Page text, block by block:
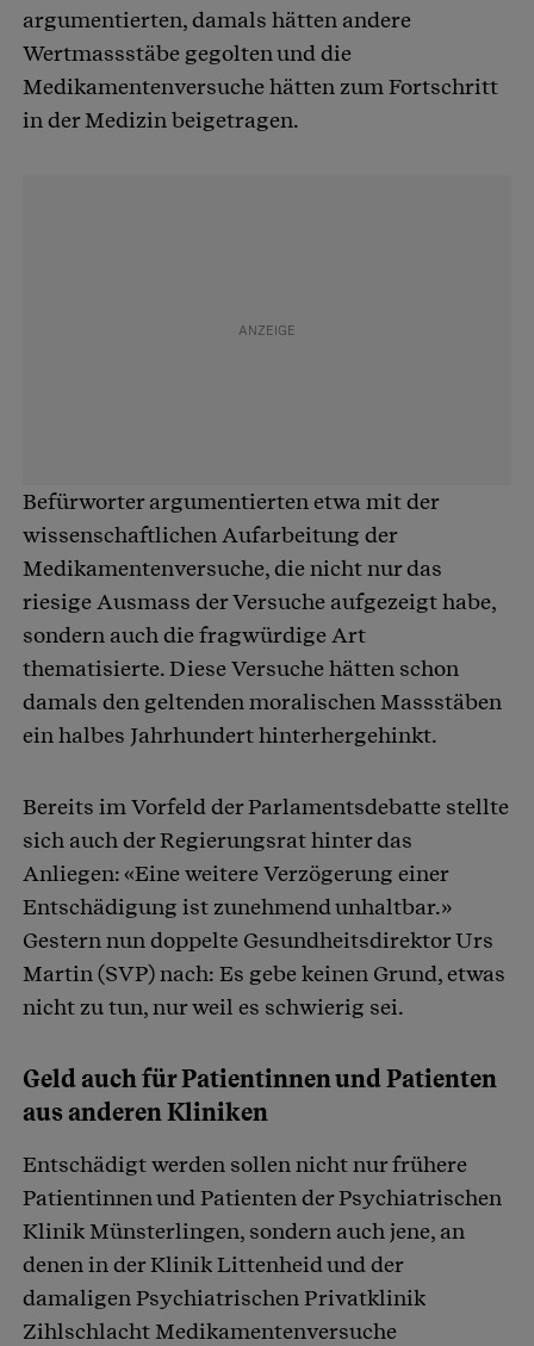
argumentierten, damals hätten andere
Wertmassstäbe gegolten und die
Medikamentenversuche hätten zum Fortschritt
in der Medizin beigetragen.
Befürworter argumentierten etwa mit der
wissenschaftlichen Aufarbeitung der
Medikamentenversuche, die nicht nur das
riesige Ausmass der Versuche aufgezeigt habe,
sondern auch die fragwürdige Art
thematisierte. Diese Versuche hätten schon
damals den geltenden moralischen Massstäben
ein halbes Jahrhundert hinterhergehinkt.
Bereits im Vorfeld der Parlamentsdebatte stellte
sich auch der Regierungsrat hinter das
Anliegen: «Eine weitere Verzögerung einer
Entschädigung ist zunehmend unhaltbar.»
Gestern nun doppelte Gesundheitsdirektor Urs
Martin (SVP) nach: Es gebe keinen Grund, etwas
nicht zu tun, nur weil es schwierig sei.
Geld auch für Patientinnen und Patienten
aus anderen Kliniken
Entschädigt werden sollen nicht nur frühere
Patientinnen und Patienten der Psychiatrischen
Klinik Münsterlingen, sondern auch jene, an
denen in der Klinik Littenheid und der
damaligen Psychiatrischen Privatklinik
Zihlschlacht Medikamentenversuche